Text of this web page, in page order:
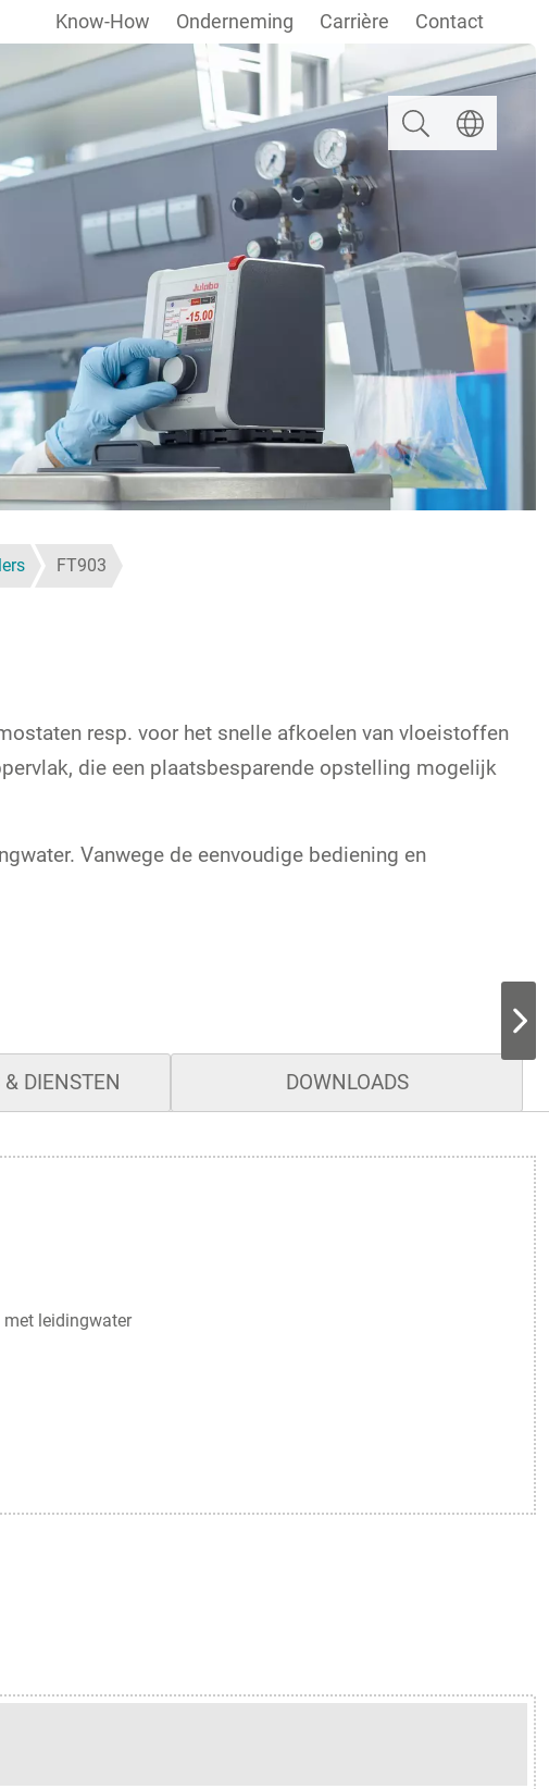
Know-How Onderneming Carrière Contact
Zoeken Taal
FT903
resp. voor het snelle afkoelen van vloeistoffen
die een plaatsbesparende opstelling mogelijk
Vanwege de eenvoudige bediening en
& DIENSTEN DOWNLOADS
leidingwater